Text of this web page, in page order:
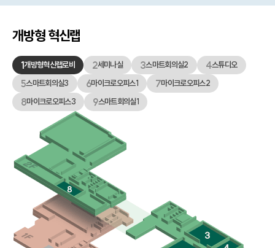
개방형 혁신랩
1개방형혁신랩로비 2세미나실 3스마트회의실2 4스튜디오
5스마트회의실3 6마이크로오피스1 7마이크로오피스2
8마이크로오피스3 9스마트회의실1